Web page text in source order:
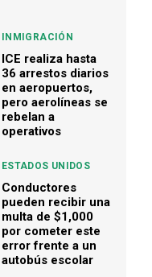
INMIGRACIÓN
ICE realiza hasta
36 arrestos diarios
en aeropuertos,
pero aerolíneas se
rebelan a
operativos
ESTADOS UNIDOS
Conductores
pueden recibir una
multa de $1,000
por cometer este
error frente a un
autobús escolar